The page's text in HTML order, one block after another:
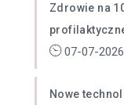
Zdrowie na
07-07-2026
Nowe